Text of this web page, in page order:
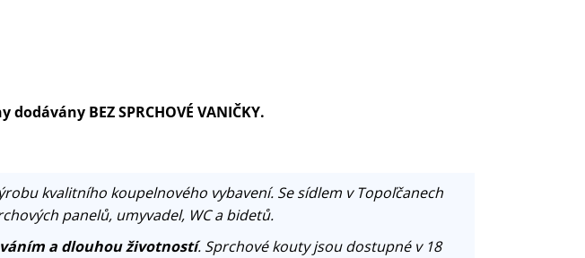
BEZ SPRCHOVÉ VANIČKY.
kvalitního koupelnového vybavení. Se sídlem v Topoľčanech
panelů, umyvadel, WC a bidetů.
a dlouhou životností. Sprchové kouty jsou dostupné v 18